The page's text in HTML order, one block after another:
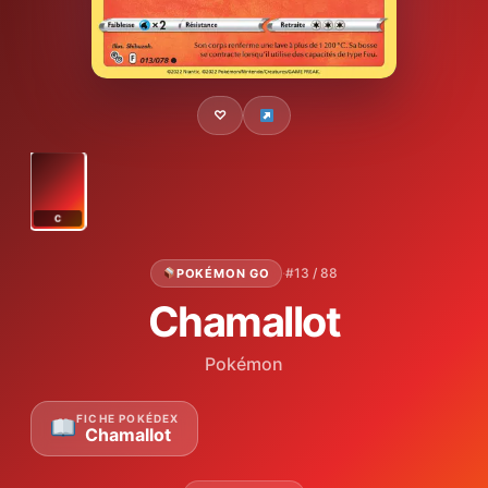
♡
C
POKÉMON GO ·#13 / 88
Chamallot
Pokémon
FICHE POKÉDEX
Chamallot